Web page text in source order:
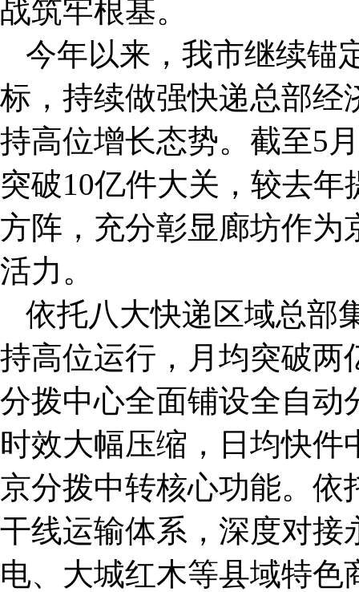
战筑牢根基。
今年以来，我市继续锚
标，持续做强快递总部经
持高位增长态势。截至5
突破10亿件大关，较去
方阵，充分彰显廊坊作为
活力。
依托八大快递区域总部
持高位运行，月均突破两
分拨中心全面铺设全自动
时效大幅压缩，日均快件
京分拨中转核心功能。依
干线运输体系，深度对接
电、大城红木等县域特